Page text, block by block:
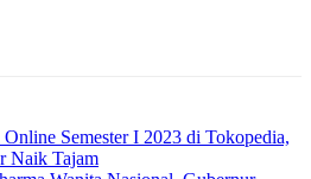
Semester I 2023 di Tokopedia,
Naik Tajam